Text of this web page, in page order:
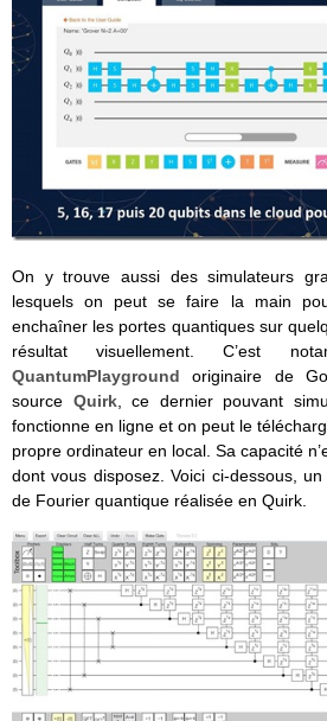
On y trouve aussi des simulateurs
lesquels on peut se faire la main
enchaîner les portes quantiques sur
résultat visuellement. C’est
QuantumPlayground originaire de
source Quirk, ce dernier pouvant
fonctionne en ligne et on peut le
propre ordinateur en local. Sa capacité
dont vous disposez. Voici ci-dessous,
de Fourier quantique réalisée en Quirk.